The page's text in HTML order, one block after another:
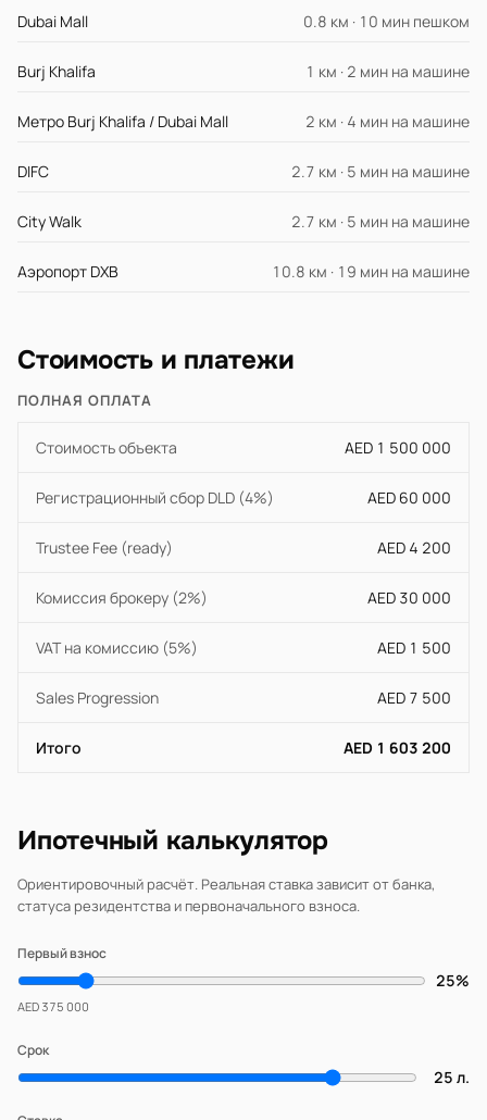
Dubai Mall 0.8 км · 10 мин пешком
Burj Khalifa 1 км · 2 мин на машине
Метро Burj Khalifa / Dubai Mall 2 км · 4 мин на машине
DIFC 2.7 км · 5 мин на машине
City Walk 2.7 км · 5 мин на машине
Аэропорт DXB 10.8 км · 19 мин на машине
Стоимость и платежи
ПОЛНАЯ ОПЛАТА
Стоимость объекта AED 1 500 000
Регистрационный сбор DLD (4%) AED 60 000
Trustee Fee (ready) AED 4 200
Комиссия брокеру (2%) AED 30 000
VAT на комиссию (5%) AED 1 500
Sales Progression AED 7 500
Итого AED 1 603 200
Ипотечный калькулятор
Ориентировочный расчёт. Реальная ставка зависит от банка,
статуса резидентства и первоначального взноса.
Первый взнос
25%
AED 375 000
Срок
25 л.